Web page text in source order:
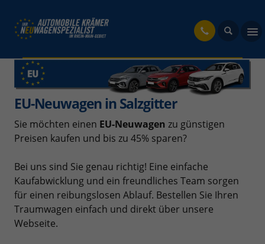
EU-Neuwagen in Salzgitter
Sie möchten einen EU-Neuwagen zu günstigen
Preisen kaufen und bis zu 45% sparen?
Bei uns sind Sie genau richtig! Eine einfache
Kaufabwicklung und ein freundliches Team sorgen
für einen reibungslosen Ablauf. Bestellen Sie Ihren
Traumwagen einfach und direkt über unsere
Webseite.